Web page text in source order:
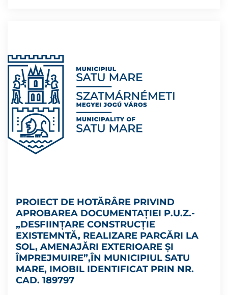
PROIECT DE HOTĂRÂRE PRIVIND
APROBAREA DOCUMENTAȚIEI P.U.Z.-
„DESFIINȚARE CONSTRUCȚIE
EXISTEMNTĂ, REALIZARE PARCĂRI LA
SOL, AMENAJĂRI EXTERIOARE ȘI
ÎMPREJMUIRE”,ÎN MUNICIPIUL SATU
MARE, IMOBIL IDENTIFICAT PRIN NR.
CAD. 189797